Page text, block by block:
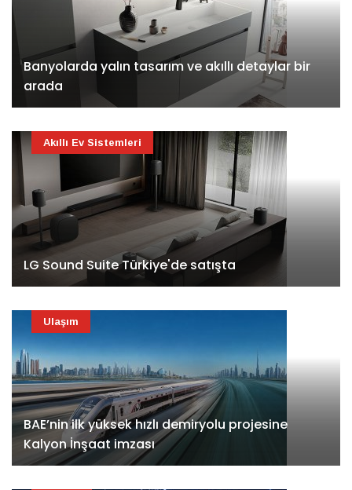
Banyolarda yalın tasarım ve akıllı detaylar bir
arada
LG Sound Suite Türkiye'de satışta
Akıllı Ev Sistemleri
BAE’nin ilk yüksek hızlı demiryolu projesine
Kalyon İnşaat imzası
Ulaşım